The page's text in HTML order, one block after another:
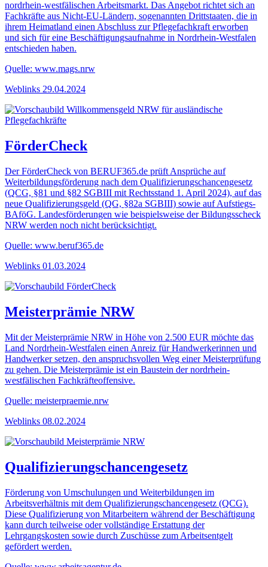
nordrhein-westfälischen Arbeitsmarkt. Das Angebot richtet sich an
Fachkräfte aus Nicht-EU-Ländern, sogenannten Drittstaaten, die in
ihrem Heimatland einen Abschluss zur Pflegefachkraft erworben
und sich für eine Beschäftigungsaufnahme in Nordrhein-Westfalen
entschieden haben.
Quelle: www.mags.nrw
Weblinks 29.04.2024
FörderCheck
Der FörderCheck von BERUF365.de prüft Ansprüche auf
Weiterbildungsförderung nach dem Qualifizierungschancengesetz
(QCG, §81 und §82 SGBIII mit Rechtsstand 1. April 2024), auf das
neue Qualifizierungsgeld (QG, §82a SGBIII) sowie auf Aufstiegs-
BAföG. Landesförderungen wie beispielsweise der Bildungsscheck
NRW werden noch nicht berücksichtigt.
Quelle: www.beruf365.de
Weblinks 01.03.2024
Meisterprämie NRW
Mit der Meisterprämie NRW in Höhe von 2.500 EUR möchte das
Land Nordrhein-Westfalen einen Anreiz für Handwerkerinnen und
Handwerker setzen, den anspruchsvollen Weg einer Meisterprüfung
zu gehen. Die Meisterprämie ist ein Baustein der nordrhein-
westfälischen Fachkräfteoffensive.
Quelle: meisterpraemie.nrw
Weblinks 08.02.2024
Qualifizierungschancengesetz
Förderung von Umschulungen und Weiterbildungen im
Arbeitsverhältnis mit dem Qualifizierungschancengesetz (QCG).
Diese Qualifizierung von Mitarbeitern während der Beschäftigung
kann durch teilweise oder vollständige Erstattung der
Lehrgangskosten sowie durch Zuschüsse zum Arbeitsentgelt
gefördert werden.